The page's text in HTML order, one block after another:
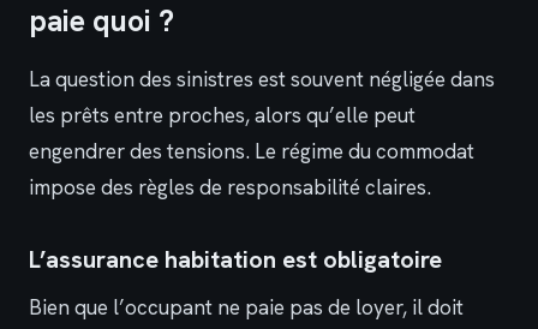
paie quoi ?
La question des sinistres est souvent négligée dans
les prêts entre proches, alors qu’elle peut
engendrer des tensions. Le régime du commodat
impose des règles de responsabilité claires.
L’assurance habitation est obligatoire
Bien que l’occupant ne paie pas de loyer, il doit